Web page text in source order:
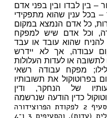
– בין לבדו ובין בפני אדם
בכל ענין שהוא מתפקידי
כל אדם הנמצא במקום
וכל אדם שיש למפקח
להניח שהוא עובד או עבד
עבודה, אך לא יידרש
או לעדות העלולות
מפקח עבודה רשאי
בפרוטוקול את תשובותיו
של הנחקר, ודין
כדין הודעה שנרשמה
סעיף 2 לפקודת הפרוצידורה
(עדות), והסעיפים 3
ו־4